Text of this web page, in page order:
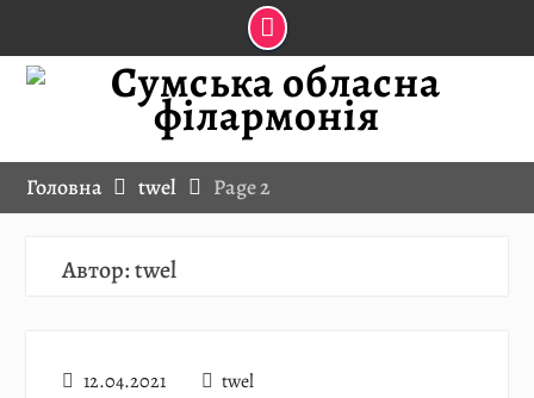
Skip
Головна twel Page 2
Автор:twel
12.04.2021 twel